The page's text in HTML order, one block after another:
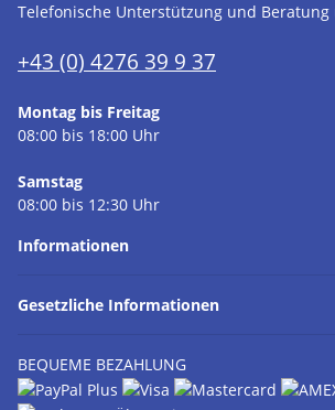
Telefonische Unterstützung und Beratung
+43 (0) 4276 39 9 37
Montag bis Freitag
08:00 bis 18:00 Uhr
Samstag
08:00 bis 12:30 Uhr
Informationen
Gesetzliche Informationen
BEQUEME BEZAHLUNG